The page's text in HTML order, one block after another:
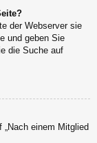
der Webserver sie
und geben Sie
die Suche auf
„Nach einem Mitglied